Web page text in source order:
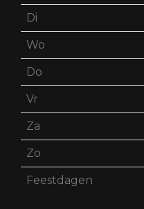
Di
Wo
Do
Vr
Za
Zo
Feestdagen